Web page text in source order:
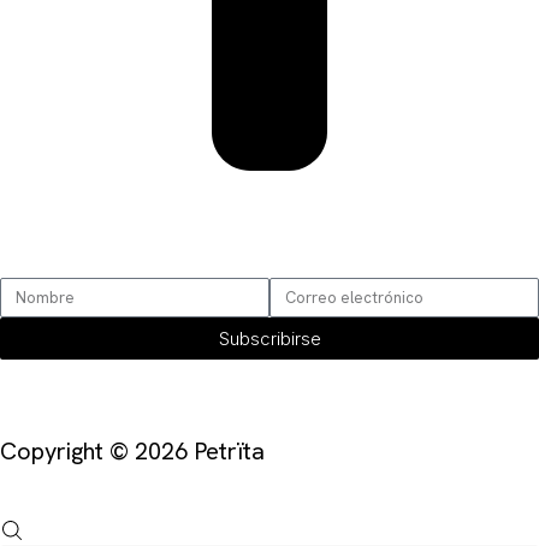
Subscribirse
Copyright © 2026 Petrïta